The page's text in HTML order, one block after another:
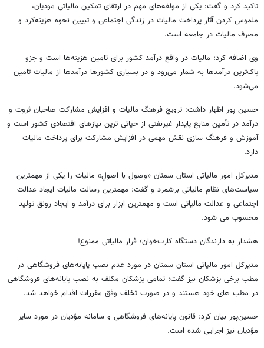
تاکید کرد و گفت: یکی از مولفه‌های مهم در ارتقای تمکین مالیاتی مودیان،
ملموس کردن آثار پرداخت مالیات در زندگی اجتماعی و تبیین نحوه هزینه‌کرد و
مصرف مالیات در جامعه است.
وی اضافه کرد: مالیات در واقع درآمد کشور برای تامین هزینه‌ها است و جزو
پاک‌ترین درآمدها به شمار می‌رود و در بسیاری کشورها درآمدها از مالیات تامین
می‌شود.
حسین پور اظهار داشت: ترویج فرهنگ مالیات و افزایش مشارکت صاحبان ثروت و
درآمد در تأمین منابع پایدار غیرنفتی از حیاتی ترین نیازهای اقتصادی کشور است و
آموزش و فرهنگ سازی نقش مهمی در افزایش مشارکت برای پرداخت مالیات
دارد.
مدیرکل امور مالیاتی استان سمنان «وصول با اصولِ» مالیات را یکی از مهمترین
سیاست‌های نظام مالیاتی برشمرد و گفت: مهمترین رسالت مالیات ایجاد عدالت
اجتماعی و عدالت مالیاتی است و مهمترین ابزار برای درآمد و ایجاد رونق تولید
محسوب می شود.
هشدار به دارندگان دستگاه کارت‌خوان؛ فرار مالیاتی ممنوع!
مدیرکل امور مالیاتی استان سمنان در مورد عدم نصب پایانه‌های فروشگاهی در
مطب برخی پزشکان نیز گفت: تمامی پزشکان مکلف به نصب پایانه‌های فروشگاهی
در مطب های خود هستند و در صورت تخلف وفق مقررات اقدام خواهد شد.
حسین‌پور بیان کرد: قانون پایانه‌های فروشگاهی و سامانه مؤدیان در مورد سایر
مؤدیان نیز اجرایی شده است.